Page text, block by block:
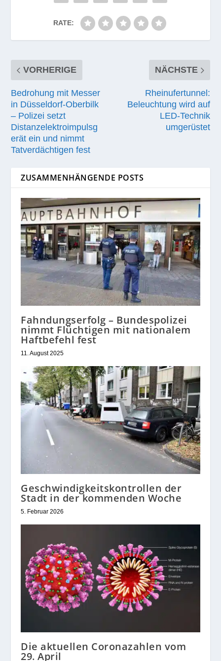
RATE:
VORHERIGE
Bedrohung mit Messer
in Düsseldorf-Oberbilk
– Polizei setzt
Distanzelektroimpulsg
erät ein und nimmt
Tatverdächtigen fest
NÄCHSTE
Rheinufertunnel:
Beleuchtung wird auf
LED-Technik
umgerüstet
ZUSAMMENHÄNGENDE POSTS
Fahndungserfolg – Bundespolizei
nimmt Flüchtigen mit nationalem
Haftbefehl fest
11. August 2025
Geschwindigkeitskontrollen der
Stadt in der kommenden Woche
5. Februar 2026
Die aktuellen Coronazahlen vom
29. April